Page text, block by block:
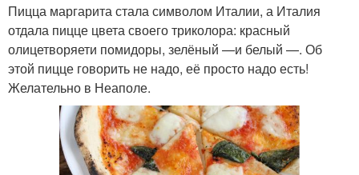
Пицца маргарита стала символом Италии, а Италия
отдала пицце цвета своего триколора: красный
олицетворяети помидоры, зелёный —и белый —. Об
этой пицце говорить не надо, её просто надо есть!
Желательно в Неаполе.